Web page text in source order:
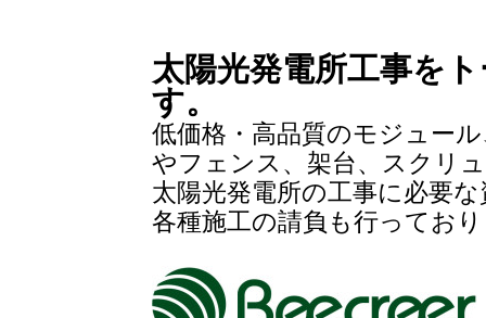
太陽光発電所工事を
す。
低価格・高品質のモジュー
やフェンス、架台、スクリ
太陽光発電所の工事に必要
各種施工の請負も行ってお